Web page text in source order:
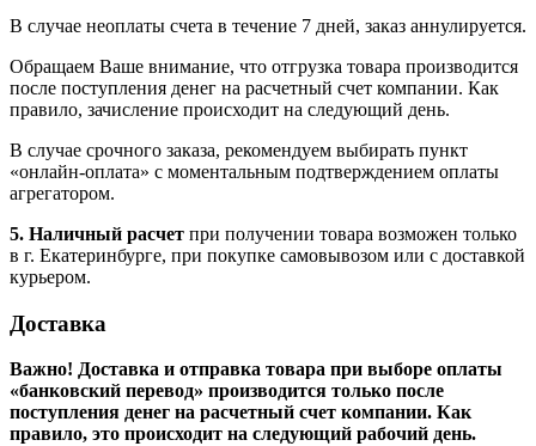
В случае неоплаты счета в течение 7 дней, заказ аннулируется.
Обращаем Ваше внимание, что отгрузка товара производится
после поступления денег на расчетный счет компании. Как
правило, зачисление происходит на следующий день.
В случае срочного заказа, рекомендуем выбирать пункт
«онлайн-оплата» с моментальным подтверждением оплаты
агрегатором.
5. Наличный расчет при получении товара возможен только
в г. Екатеринбурге, при покупке самовывозом или с доставкой
курьером.
Доставка
Важно! Доставка и отправка товара при выборе оплаты
«банковский перевод» производится только после
поступления денег на расчетный счет компании. Как
правило, это происходит на следующий рабочий день.